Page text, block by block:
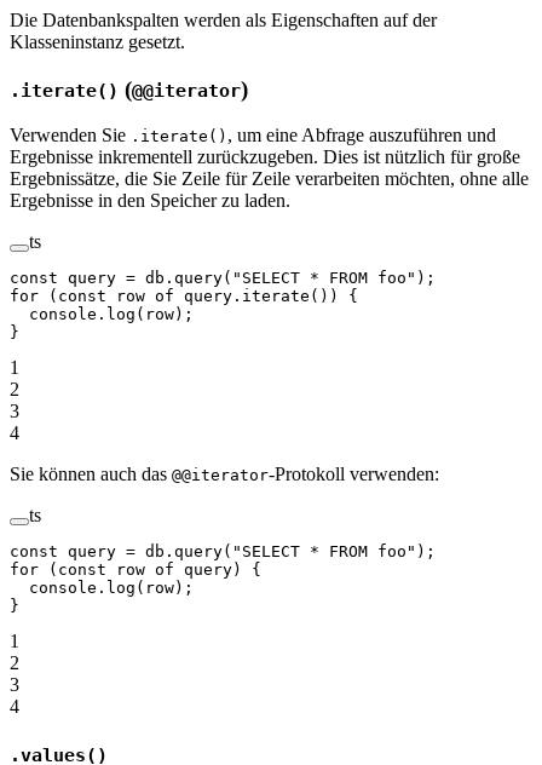
Die Datenbankspalten werden als Eigenschaften auf der
Klasseninstanz gesetzt.
.iterate() (@@iterator)
Verwenden Sie .iterate() , um eine Abfrage auszuführen und
Ergebnisse inkrementell zurückzugeben. Dies ist nützlich für große
Ergebnissätze, die Sie Zeile für Zeile verarbeiten möchten, ohne alle
Ergebnisse in den Speicher zu laden.
ts
const query = db. query( "SELECT * FROM foo" );
for ( const row of query. iterate ()) {
  console.
log (row);
}
1
2
3
4
Sie können auch das @@iterator-Protokoll verwenden:
ts
const query = db. query( "SELECT * FROM foo" );
for ( const row of query) {
  console.
log (row);
}
1
2
3
4
.values()